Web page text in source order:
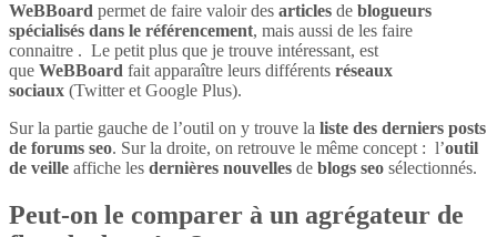
WeBBoard permet de faire valoir des articles de blogueurs
spécialisés dans le référencement, mais aussi de les faire
connaitre . Le petit plus que je trouve intéressant, est
que WeBBoard fait apparaître leurs différents réseaux
sociaux (Twitter et Google Plus).
Sur la partie gauche de l’outil on y trouve la liste des derniers posts
de forums seo. Sur la droite, on retrouve le même concept : l’outil
de veille affiche les dernières nouvelles de blogs seo sélectionnés.
Peut-on le comparer à un agrégateur de